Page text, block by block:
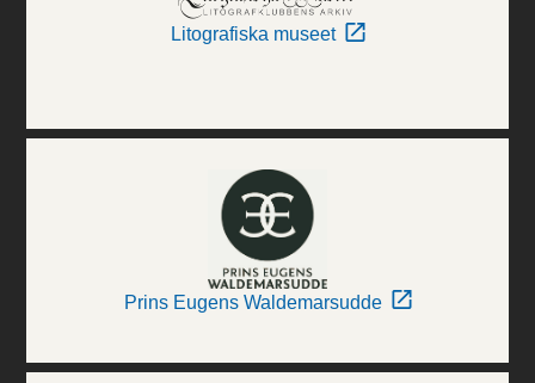
Litografiska museet
Prins Eugens Waldemarsudde